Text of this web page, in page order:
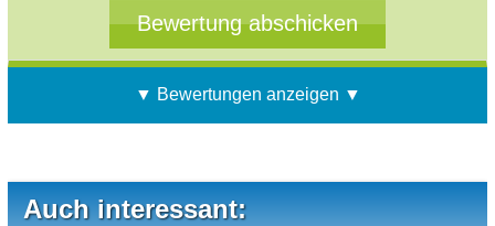
▼ Bewertungen anzeigen ▼
Auch interessant: